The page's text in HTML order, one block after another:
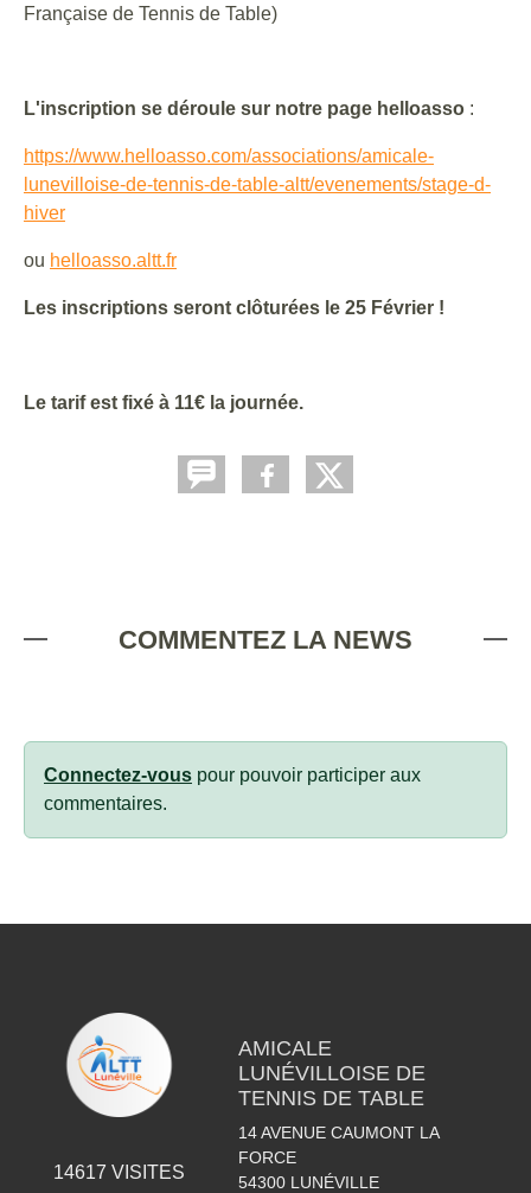
Française de Tennis de Table)
L'inscription se déroule sur notre page helloasso :
https://www.helloasso.com/associations/amicale-
lunevilloise-de-tennis-de-table-altt/evenements/stage-d-
hiver
ou helloasso.altt.fr
Les inscriptions seront clôturées le 25 Février !
Le tarif est fixé à 11€ la journée.
COMMENTEZ LA NEWS
Connectez-vous pour pouvoir participer aux
commentaires.
14617 VISITES
AMICALE
LUNÉVILLOISE DE
TENNIS DE TABLE
14 AVENUE CAUMONT LA
FORCE
54300 LUNÉVILLE